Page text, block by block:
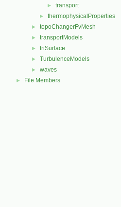
► transport
► thermophysicalProperties
► topoChangerFvMesh
► transportModels
► triSurface
► TurbulenceModels
► waves
► File Members